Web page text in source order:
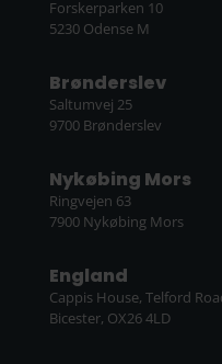
Forskerparken 10
5230 Odense M
Brønderslev
Saltumvej 25
9700 Brønderslev
Nykøbing Mors
Ringvejen 63
7900 Nykøbing Mors
England
Cappis House, Telford
Bicester, OX26 4LD